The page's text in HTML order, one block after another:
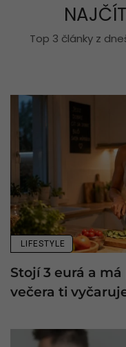
Top 3 články z
LIFESTYLE
Stojí 3 eurá a
večera ti